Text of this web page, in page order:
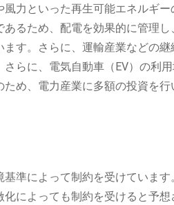
力といった再生可能エネルギ
るため、配電を効果的に管理
す。さらに、運輸産業などの
らに、電気自動車（EV）の利
め、電力産業に多額の投資を行
準によって制約を受けていま
によっても制約を受けると予想